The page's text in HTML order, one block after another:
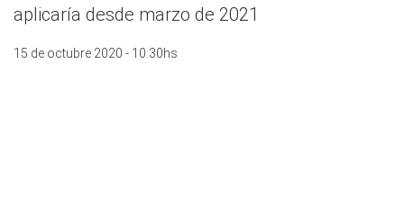
aplicaría desde marzo de 2021
15 de octubre 2020 - 10:30hs